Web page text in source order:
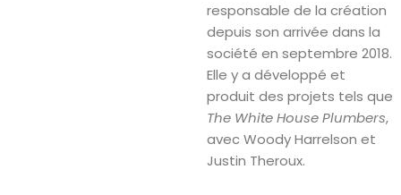
responsable de la création
depuis son arrivée dans la
société en septembre 2018.
Elle y a développé et
produit des projets tels que
The White House Plumbers,
avec Woody Harrelson et
Justin Theroux.